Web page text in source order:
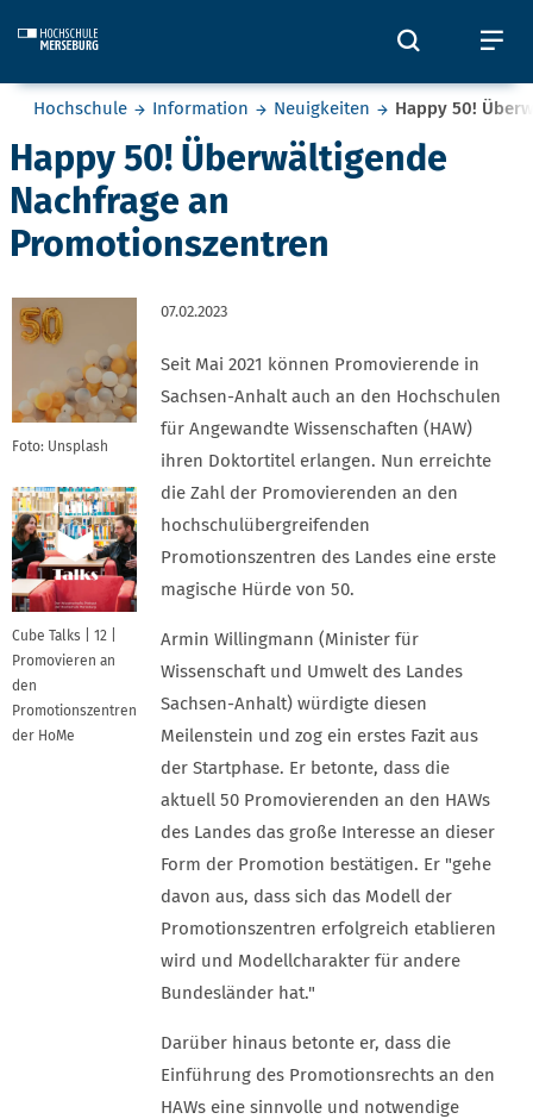
Öffnet
Sie befinden sich hier:
Hochschule Information Neuigkeiten Happy 50!
Happy 50! Überwältigende
Nachfrage an
Promotionszentren
Foto: Unsplash
Cube Talks | 12 |
Promovieren an
den
Promotionszentren
der HoMe
07.02.2023
Seit Mai 2021 können Promovierende in
Sachsen-Anhalt auch an den Hochschulen
für Angewandte Wissenschaften (HAW)
ihren Doktortitel erlangen. Nun erreichte
die Zahl der Promovierenden an den
hochschulübergreifenden
Promotionszentren des Landes eine erste
magische Hürde von 50.
Armin Willingmann (Minister für
Wissenschaft und Umwelt des Landes
Sachsen-Anhalt) würdigte diesen
Meilenstein und zog ein erstes Fazit aus
der Startphase. Er betonte, dass die
aktuell 50 Promovierenden an den HAWs
des Landes das große Interesse an dieser
Form der Promotion bestätigen. Er "gehe
davon aus, dass sich das Modell der
Promotionszentren erfolgreich etablieren
wird und Modellcharakter für andere
Bundesländer hat."
Darüber hinaus betonte er, dass die
Einführung des Promotionsrechts an den
HAWs eine sinnvolle und notwendige